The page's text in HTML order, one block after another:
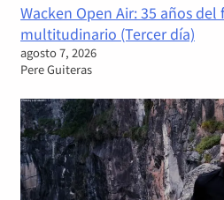
Wacken Open Air: 35 años del
multitudinario (Tercer día)
agosto 7, 2026
Pere Guiteras